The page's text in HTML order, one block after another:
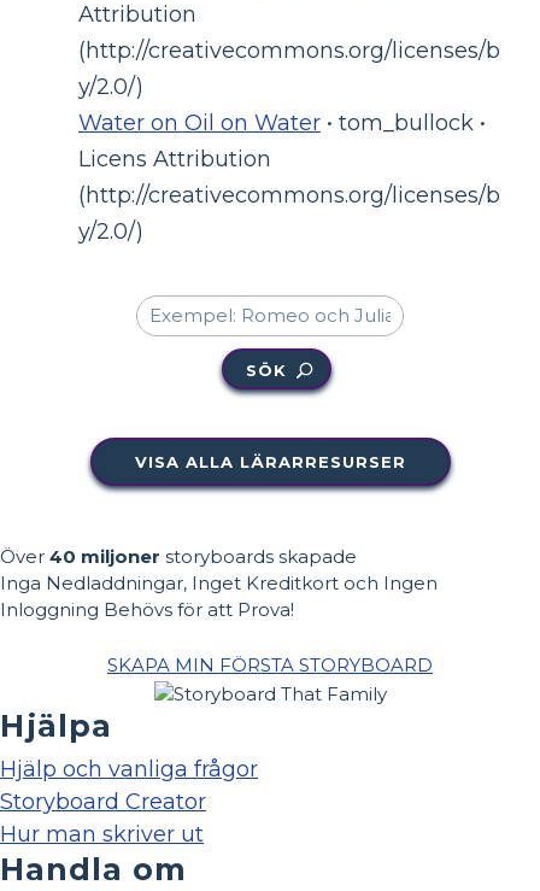
Attribution
(http://creativecommons.org/licenses/b
y/2.0/)
Water on Oil on Water • tom_bullock •
Licens Attribution
(http://creativecommons.org/licenses/b
y/2.0/)
SÖK
VISA ALLA LÄRARRESURSER
Över 40 miljoner storyboards skapade
Inga Nedladdningar, Inget Kreditkort och Ingen
Inloggning Behövs för att Prova!
SKAPA MIN FÖRSTA STORYBOARD
Hjälpa
Hjälp och vanliga frågor
Storyboard Creator
Hur man skriver ut
Handla om